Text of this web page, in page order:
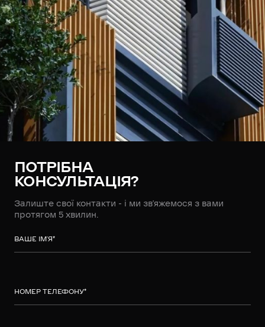
ПОТРІБНА
КОНСУЛЬТАЦІЯ?
Залиште свої контакти - і ми зв’яжемося з вами
протягом 5 хвилин.
ВАШЕ ІМ’Я*
НОМЕР ТЕЛЕФОНУ*